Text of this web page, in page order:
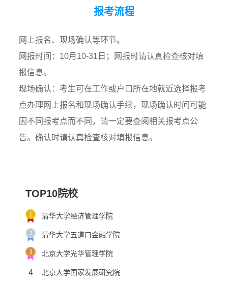
报考流程
网上报名、现场确认等环节。
网报时间：10月10-31日；网报时请认真检查核对填
报信息。
现场确认：考生可在工作或户口所在地就近选择报考
点办理网上报名和现场确认手续，现场确认时间可能
因不同报考点而不同，请一定要查阅相关报考点公
告。确认时请认真检查核对填报信息。
TOP10院校
清华大学经济管理学院
清华大学五道口金融学院
北京大学光华管理学院
4 北京大学国家发展研究院